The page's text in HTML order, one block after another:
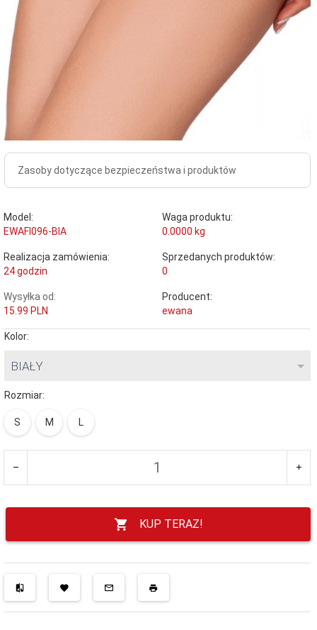
Zasoby dotyczące bezpieczeństwa i produktów
Model:
EWAFI096-BIA
Waga produktu:
0.0000 kg
Realizacja zamówienia:
24 godzin
Sprzedanych produktów:
0
Wysyłka od:
15.99 PLN
Producent:
ewana
Kolor:
BIAŁY
Rozmiar:
S M L
KUP TERAZ!